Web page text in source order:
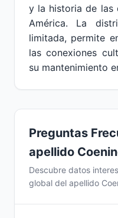
y la historia de las
América. La
limitada, permite
las conexiones
su mantenimiento
Preguntas
apellido
Descubre datos
global del apellido